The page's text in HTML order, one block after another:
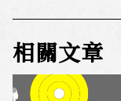
相關文章